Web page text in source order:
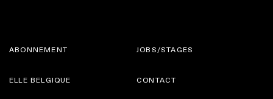
ABONNEMENT
ELLE BELGIQUE
JOBS/STAGES
CONTACT